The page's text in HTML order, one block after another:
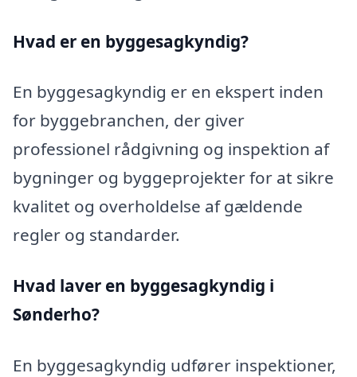
Hvad er en byggesagkyndig?
En byggesagkyndig er en ekspert inden
for byggebranchen, der giver
professionel rådgivning og inspektion af
bygninger og byggeprojekter for at sikre
kvalitet og overholdelse af gældende
regler og standarder.
Hvad laver en byggesagkyndig i
Sønderho?
En byggesagkyndig udfører inspektioner,